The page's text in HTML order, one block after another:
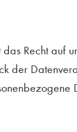
Recht auf
der